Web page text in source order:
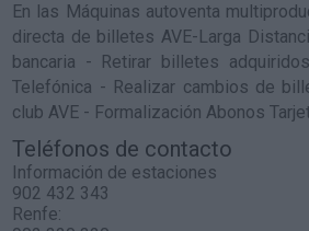
En las Máquinas autoventa
directa de billetes AVE-Larga
bancaria - Retirar billetes
Telefónica - Realizar cambios de
club AVE - Formalización Abonos
Teléfonos de contacto
Información de estaciones
902 432 343
Renfe: